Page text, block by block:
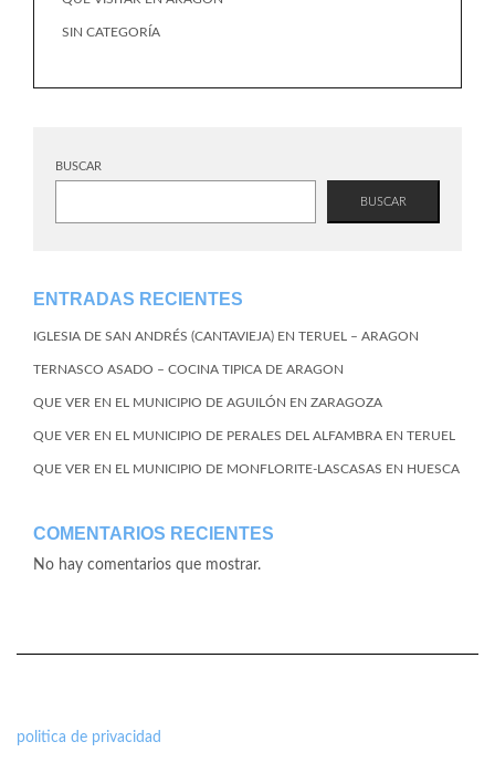
SIN CATEGORÍA
BUSCAR
BUSCAR
ENTRADAS RECIENTES
IGLESIA DE SAN ANDRÉS (CANTAVIEJA) EN TERUEL – ARAGON
TERNASCO ASADO – COCINA TIPICA DE ARAGON
QUE VER EN EL MUNICIPIO DE AGUILÓN EN ZARAGOZA
QUE VER EN EL MUNICIPIO DE PERALES DEL ALFAMBRA EN TERUEL
QUE VER EN EL MUNICIPIO DE MONFLORITE-LASCASAS EN HUESCA
COMENTARIOS RECIENTES
No hay comentarios que mostrar.
politica de privacidad